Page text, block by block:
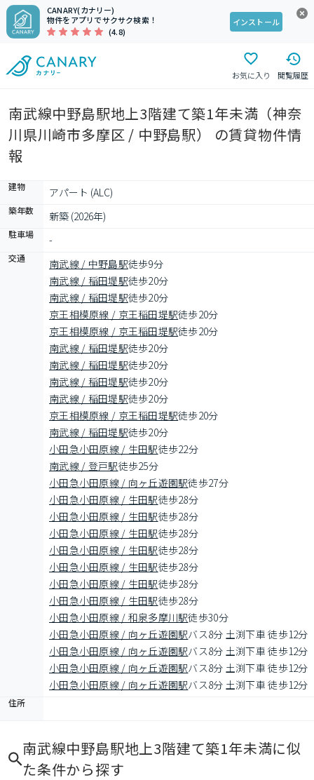
CANARY(カナリー)
物件をアプリでサクサク検索！
(4.8)
インストール
お気に入り 閲覧履歴
南武線中野島駅地上3階建て築1年未満（神奈
川県川崎市多摩区 / 中野島駅） の賃貸物件情
報
建物 アパート (ALC)
築年数 新築 (2026年)
駐車場 -
交通 南武線 / 中野島駅徒歩9分
南武線 / 稲田堤駅徒歩20分
南武線 / 稲田堤駅徒歩20分
京王相模原線 / 京王稲田堤駅徒歩20分
京王相模原線 / 京王稲田堤駅徒歩20分
南武線 / 稲田堤駅徒歩20分
南武線 / 稲田堤駅徒歩20分
南武線 / 稲田堤駅徒歩20分
南武線 / 稲田堤駅徒歩20分
京王相模原線 / 京王稲田堤駅徒歩20分
南武線 / 稲田堤駅徒歩20分
小田急小田原線 / 生田駅徒歩22分
南武線 / 登戸駅徒歩25分
小田急小田原線 / 向ヶ丘遊園駅徒歩27分
小田急小田原線 / 生田駅徒歩28分
小田急小田原線 / 生田駅徒歩28分
小田急小田原線 / 生田駅徒歩28分
小田急小田原線 / 生田駅徒歩28分
小田急小田原線 / 生田駅徒歩28分
小田急小田原線 / 生田駅徒歩28分
小田急小田原線 / 生田駅徒歩28分
小田急小田原線 / 和泉多摩川駅徒歩30分
小田急小田原線 / 向ヶ丘遊園駅バス8分 土渕下車 徒歩12分
小田急小田原線 / 向ヶ丘遊園駅バス8分 土渕下車 徒歩12分
小田急小田原線 / 向ヶ丘遊園駅バス8分 土渕下車 徒歩12分
小田急小田原線 / 向ヶ丘遊園駅バス8分 土渕下車 徒歩12分
住所
南武線中野島駅地上3階建て築1年未満に似
た条件から探す